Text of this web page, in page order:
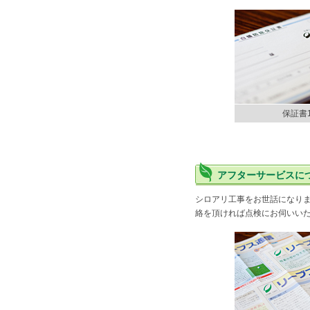
保証書
アフターサービスに
シロアリ工事をお世話になり
絡を頂ければ点検にお伺いい